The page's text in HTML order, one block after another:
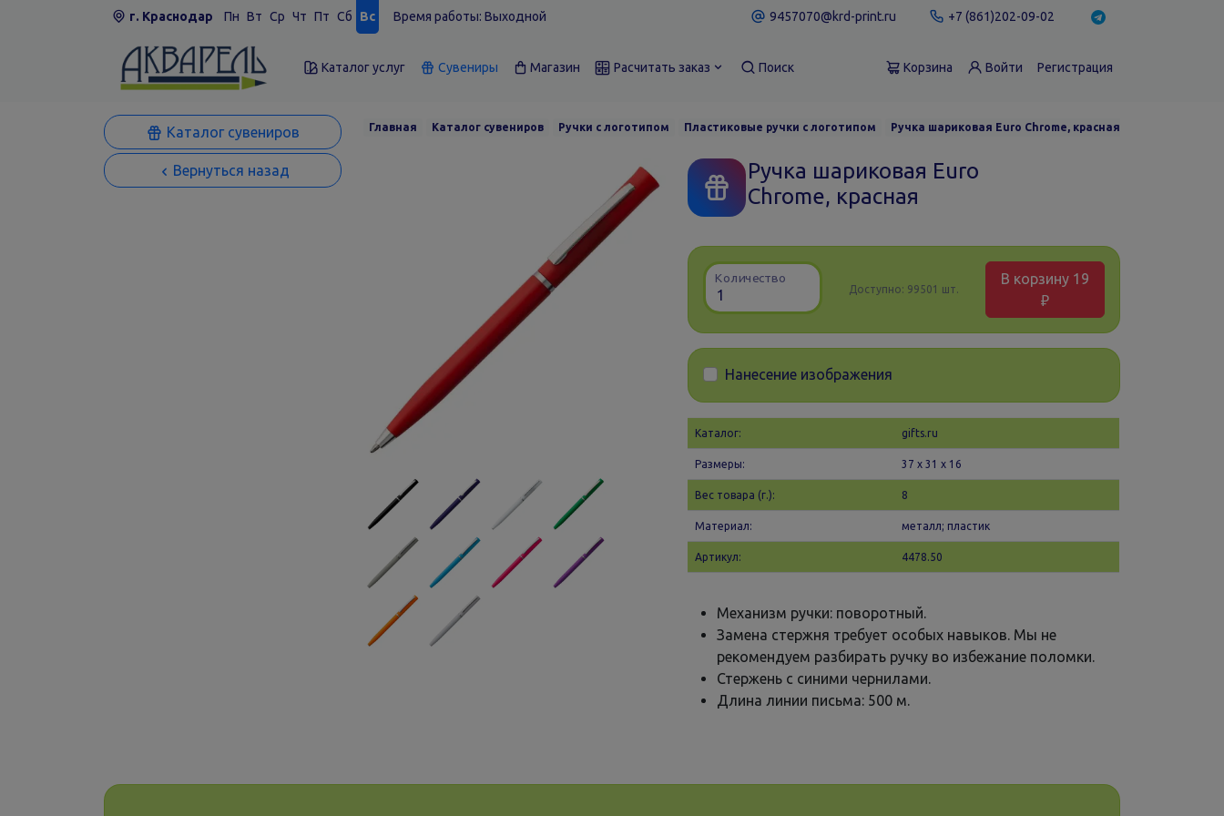
г. Краснодар Пн Вт Ср Чт Пт Сб Вс Время работы: Выходной 9457070@krd-print.ru +7 (861)202-09-02
Каталог услуг Сувениры Магазин Расчитать заказ Поиск Корзина Войти Регистрация
Каталог сувениров
Вернуться назад
Главная Каталог сувениров Ручки с логотипом Пластиковые ручки с логотипом Ручка шариковая Euro Chrome, красная
Ручка шариковая Euro
Chrome, красная
Количество
Доступно: 99501 шт.
В корзину 19
₽
Нанесение изображения
Каталог: gifts.ru
Размеры: 37 х 31 x 16
Вес товара (г.): 8
Материал: металл; пластик
Артикул: 4478.50
Механизм ручки: поворотный.
Замена стержня требует особых навыков. Мы не
рекомендуем разбирать ручку во избежание поломки.
Стержень с синими чернилами.
Длина линии письма: 500 м.